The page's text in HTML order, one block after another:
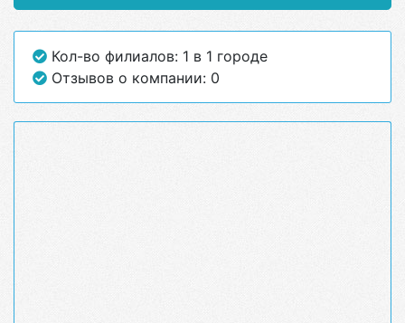
Кол-во филиалов: 1 в 1 городе
Отзывов о компании: 0